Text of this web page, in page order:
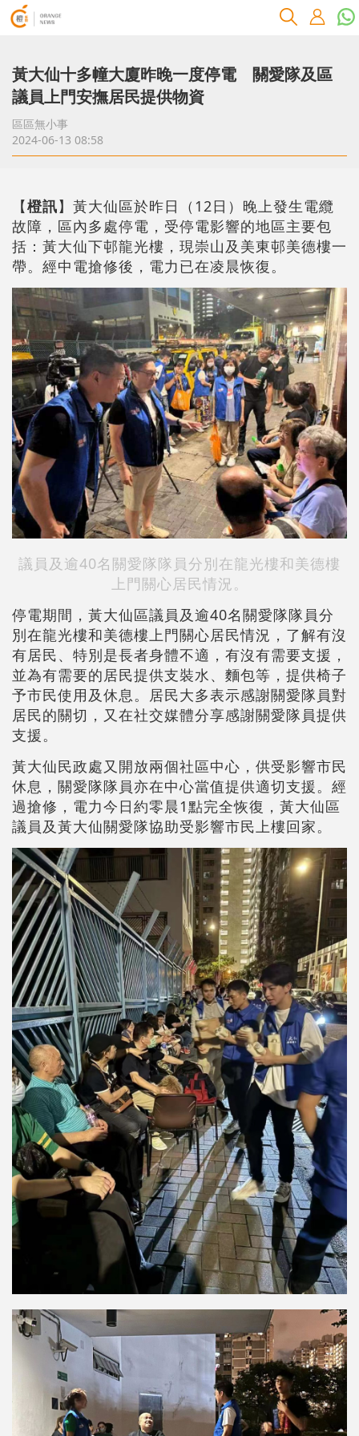
黃大仙十多幢大廈昨晚一度停電 關愛隊及區
議員上門安撫居民提供物資
區區無小事
2024-06-13 08:58
【橙訊】黃大仙區於昨日（12日）晚上發生電纜
故障，區內多處停電，受停電影響的地區主要包
括：黃大仙下邨龍光樓，現崇山及美東邨美德樓一
帶。經中電搶修後，電力已在凌晨恢復。
議員及逾40名關愛隊隊員分別在龍光樓和美德樓
上門關心居民情況。
停電期間，黃大仙區議員及逾40名關愛隊隊員分
別在龍光樓和美德樓上門關心居民情況，了解有沒
有居民、特別是長者身體不適，有沒有需要支援，
並為有需要的居民提供支裝水、麵包等，提供椅子
予市民使用及休息。居民大多表示感謝關愛隊員對
居民的關切，又在社交媒體分享感謝關愛隊員提供
支援。
黃大仙民政處又開放兩個社區中心，供受影響市民
休息，關愛隊隊員亦在中心當值提供適切支援。經
過搶修，電力今日約零晨1點完全恢復，黃大仙區
議員及黃大仙關愛隊協助受影響市民上樓回家。